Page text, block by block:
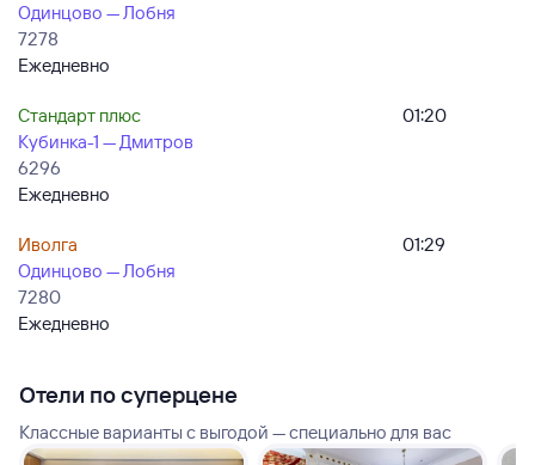
Одинцово — Лобня
7278
Ежедневно
Стандарт плюс
Кубинка-1 — Дмитров
6296
Ежедневно
01:20
Иволга
Одинцово — Лобня
7280
Ежедневно
01:29
Отели по суперцене
Классные варианты с выгодой — специально для вас